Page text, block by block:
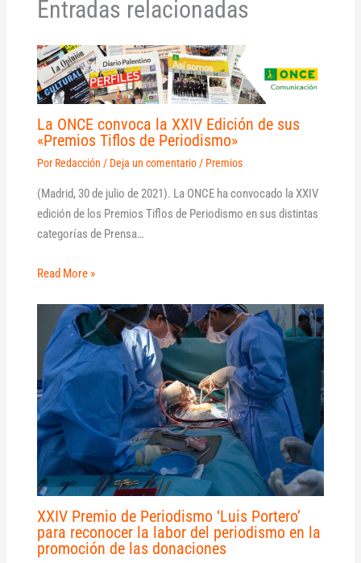
Entradas relacionadas
La ONCE convoca la XXIV Edición de sus
«Premios Tiflos de Periodismo»
Por Redacción / Deja un comentario / Premios
(Madrid, 30 de julio de 2021). La ONCE ha convocado la XXIV
edición de los Premios Tiflos de Periodismo en sus distintas
categorías de Prensa…
Read More »
XXIV Premio de Periodismo ‘Luis Portero’
para reconocer la labor del periodismo en la
promoción de las donaciones